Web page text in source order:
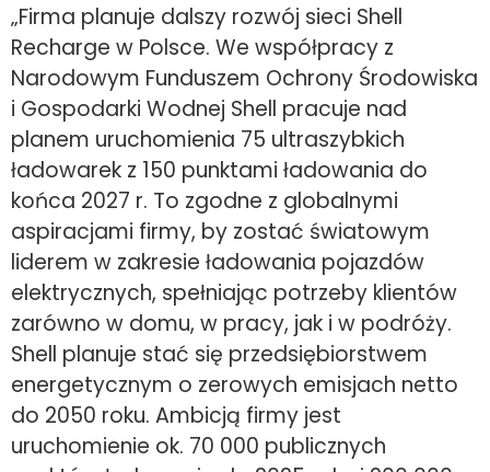
„Firma planuje dalszy rozwój sieci Shell
Recharge w Polsce. We współpracy z
Narodowym Funduszem Ochrony Środowiska
i Gospodarki Wodnej Shell pracuje nad
planem uruchomienia 75 ultraszybkich
ładowarek z 150 punktami ładowania do
końca 2027 r. To zgodne z globalnymi
aspiracjami firmy, by zostać światowym
liderem w zakresie ładowania pojazdów
elektrycznych, spełniając potrzeby klientów
zarówno w domu, w pracy, jak i w podróży.
Shell planuje stać się przedsiębiorstwem
energetycznym o zerowych emisjach netto
do 2050 roku. Ambicją firmy jest
uruchomienie ok. 70 000 publicznych